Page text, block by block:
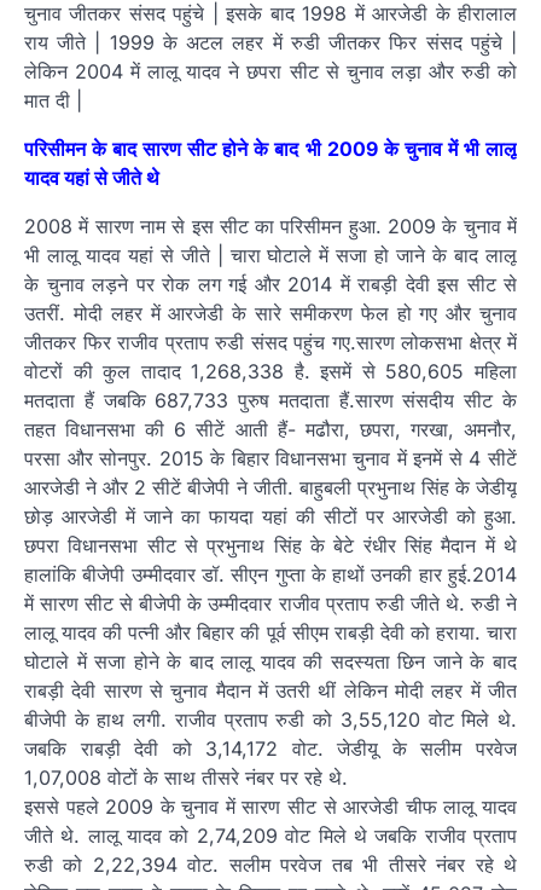
चुनाव जीतकर संसद पहुंचे | इसके बाद 1998 में आरजेडी के हीरालाल
राय जीते | 1999 के अटल लहर में रुडी जीतकर फिर संसद पहुंचे |
लेकिन 2004 में लालू यादव ने छपरा सीट से चुनाव लड़ा और रुडी को
मात दी |
परिसीमन के बाद सारण सीट होने के बाद भी 2009 के चुनाव में भी लालू
यादव यहां से जीते थे
2008 में सारण नाम से इस सीट का परिसीमन हुआ. 2009 के चुनाव में
भी लालू यादव यहां से जीते | चारा घोटाले में सजा हो जाने के बाद लालू
के चुनाव लड़ने पर रोक लग गई और 2014 में राबड़ी देवी इस सीट से
उतरीं. मोदी लहर में आरजेडी के सारे समीकरण फेल हो गए और चुनाव
जीतकर फिर राजीव प्रताप रुडी संसद पहुंच गए.सारण लोकसभा क्षेत्र में
वोटरों की कुल तादाद 1,268,338 है. इसमें से 580,605 महिला
मतदाता हैं जबकि 687,733 पुरुष मतदाता हैं.सारण संसदीय सीट के
तहत विधानसभा की 6 सीटें आती हैं- मढौरा, छपरा, गरखा, अमनौर,
परसा और सोनपुर. 2015 के बिहार विधानसभा चुनाव में इनमें से 4 सीटें
आरजेडी ने और 2 सीटें बीजेपी ने जीती. बाहुबली प्रभुनाथ सिंह के जेडीयू
छोड़ आरजेडी में जाने का फायदा यहां की सीटों पर आरजेडी को हुआ.
छपरा विधानसभा सीट से प्रभुनाथ सिंह के बेटे रंधीर सिंह मैदान में थे
हालांकि बीजेपी उम्मीदवार डॉ. सीएन गुप्ता के हाथों उनकी हार हुई.2014
में सारण सीट से बीजेपी के उम्मीदवार राजीव प्रताप रुडी जीते थे. रुडी ने
लालू यादव की पत्नी और बिहार की पूर्व सीएम राबड़ी देवी को हराया. चारा
घोटाले में सजा होने के बाद लालू यादव की सदस्यता छिन जाने के बाद
राबड़ी देवी सारण से चुनाव मैदान में उतरी थीं लेकिन मोदी लहर में जीत
बीजेपी के हाथ लगी. राजीव प्रताप रुडी को 3,55,120 वोट मिले थे.
जबकि राबड़ी देवी को 3,14,172 वोट. जेडीयू के सलीम परवेज
1,07,008 वोटों के साथ तीसरे नंबर पर रहे थे.
इससे पहले 2009 के चुनाव में सारण सीट से आरजेडी चीफ लालू यादव
जीते थे. लालू यादव को 2,74,209 वोट मिले थे जबकि राजीव प्रताप
रुडी को 2,22,394 वोट. सलीम परवेज तब भी तीसरे नंबर रहे थे